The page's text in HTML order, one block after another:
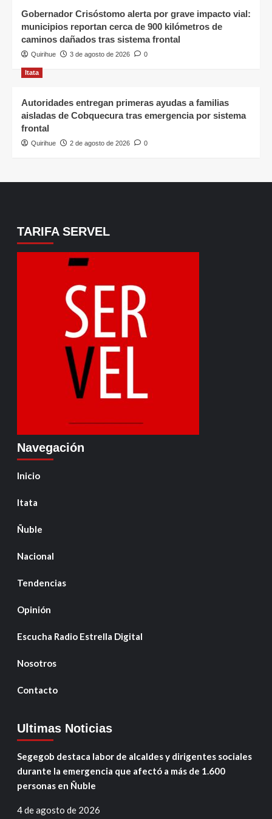
Gobernador Crisóstomo alerta por grave impacto vial:
municipios reportan cerca de 900 kilómetros de
caminos dañados tras sistema frontal
Quirihue 3 de agosto de 2026 0
Itata
Autoridades entregan primeras ayudas a familias
aisladas de Cobquecura tras emergencia por sistema
frontal
Quirihue 2 de agosto de 2026 0
TARIFA SERVEL
Navegación
Inicio
Itata
Ñuble
Nacional
Tendencias
Opinión
Escucha Radio Estrella Digital
Nosotros
Contacto
Ultimas Noticias
Segegob destaca labor de alcaldes y dirigentes sociales
durante la emergencia que afectó a más de 1.600
personas en Ñuble
4 de agosto de 2026